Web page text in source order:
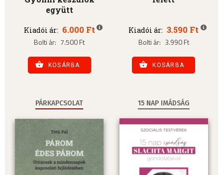
együtt
Kiadói ár: 6.000 Ft
Bolti ár: 7.500 Ft
KOSÁRBA
Kiadói ár: 3.590 Ft
Bolti ár: 3.990 Ft
KOSÁRBA
PÁRKAPCSOLAT 15 NAP IMÁDSÁG